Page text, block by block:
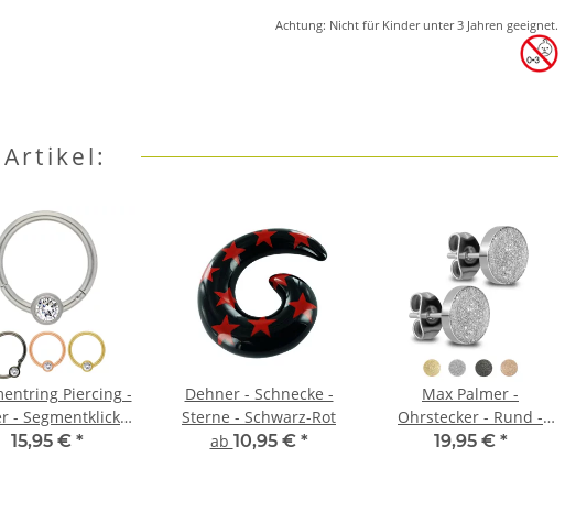
Achtung: Nicht für Kinder unter 3 Jahren geeignet.
Piercing -
- Segmentklicker
- Kristall
15,95 € *
Dehner - Schnecke -
Sterne - Schwarz-Rot
ab 10,95 € *
Max Palmer -
Ohrstecker - Rund -
Diamant
19,95 € *